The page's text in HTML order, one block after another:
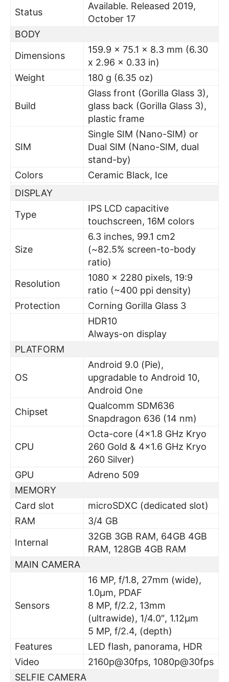
Status
Available. Released 2019,
October 17
BODY
Dimensions
159.9 x 75.1 x 8.3 mm (6.30
x 2.96 x 0.33 in)
Weight
180 g (6.35 oz)
Build
Glass front (Gorilla Glass 3),
glass back (Gorilla Glass 3),
plastic frame
SIM
Single SIM (Nano-SIM) or
Dual SIM (Nano-SIM, dual
stand-by)
Colors
Ceramic Black, Ice
DISPLAY
Type
IPS LCD capacitive
touchscreen, 16M colors
Size
6.3 inches, 99.1 cm2
(~82.5% screen-to-body
ratio)
Resolution
1080 x 2280 pixels, 19:9
ratio (~400 ppi density)
Protection
Corning Gorilla Glass 3
HDR10
Always-on display
PLATFORM
OS
Android 9.0 (Pie),
upgradable to Android 10,
Android One
Chipset
Qualcomm SDM636
Snapdragon 636 (14 nm)
CPU
Octa-core (4×1.8 GHz Kryo
260 Gold & 4×1.6 GHz Kryo
260 Silver)
GPU
Adreno 509
MEMORY
Card slot
microSDXC (dedicated slot)
RAM
3/4 GB
Internal
32GB 3GB RAM, 64GB 4GB
RAM, 128GB 4GB RAM
MAIN CAMERA
Sensors
16 MP, f/1.8, 27mm (wide),
1.0µm, PDAF
8 MP, f/2.2, 13mm
(ultrawide), 1/4.0″, 1.12µm
5 MP, f/2.4, (depth)
Features
LED flash, panorama, HDR
Video
2160p@30fps, 1080p@30fps
SELFIE CAMERA